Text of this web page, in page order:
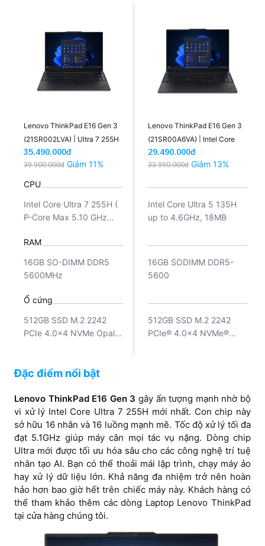
Lenovo ThinkPad E16 Gen 3
(21SR002LVA) | Ultra 7 255H
16GB 512GB Intel Arc 16 inch
WUXGA (New)
35.490.000đ
39.900.000đ Giảm 11%
CPU
Intel Core Ultra 7 255H (
P-Core Max 5.10 GHz
cache 24MB)
RAM
16GB SO-DIMM DDR5
5600MHz
Ổ cứng
512GB SSD M.2 2242
PCIe 4.0x4 NVMe Opal
Integrated Intel Arc 140T
Màn hình
16 inch WUXGA
(1920x1200) 60Hz IPS
300nits Anti-glare, 45%
NTSC
Lenovo ThinkPad E16 Gen 3
(21SR00A6VA) | Intel Core
Ultra 5 135H 16GB 512GB
Intel Arc Graphics 16''
29.490.000đ
33.990.000đ Giảm 13%
Intel Core Ultra 5 135H
up to 4.6GHz, 18MB
16GB SODIMM DDR5-
5600
512GB SSD M.2 2242
PCIe® 4.0x4 NVMe®
Intel® Graphics
16 inch WUXGA
(1920x1200) IPS 300nits
Anti-glare, 45% NTSC,
60Hz
Đặc điểm nổi bật
Lenovo ThinkPad E16 Gen 3 gây ấn tượng mạnh nhờ bộ
vi xử lý Intel Core Ultra 7 255H mới nhất. Con chip này
sở hữu 16 nhân và 16 luồng mạnh mẽ. Tốc độ xử lý tối đa
đạt 5.1GHz giúp máy cân mọi tác vụ nặng. Dòng chip
Ultra mới được tối ưu hóa sâu cho các công nghệ trí tuệ
nhân tạo AI. Bạn có thể thoải mái lập trình, chạy máy ảo
hay xử lý dữ liệu lớn. Khả năng đa nhiệm trở nên hoàn
hảo hơn bao giờ hết trên chiếc máy này. Khách hàng có
thể tham khảo thêm các dòng Laptop Lenovo ThinkPad
tại cửa hàng chúng tôi.